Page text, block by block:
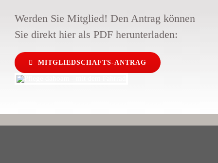
Werden Sie Mitglied! Den Antrag können
Sie direkt hier als PDF herunterladen:
MITGLIEDSCHAFTS-ANTRAG